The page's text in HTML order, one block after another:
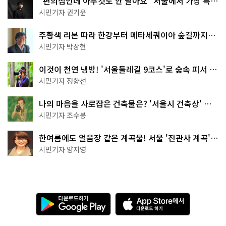
한 편의점의 정체
시민기자 권기윤
주황색 리본 따라 한강부터 메타세쿼이아 숲길까지…
서울둘레길 15코스
시민기자 박상현
이것이 천연 냉방! '서울둘레길 9코스'로 숲속 피서 떠
나볼까
시민기자 정향선
나의 마음을 사로잡은 건축물은? '서울시 건축상' 수
상작 공개!
시민기자 조수봉
한여름에도 얼음장 같은 계곡물! 서울 '진관사 계곡'이
천국이네~
시민기자 양지영
다
운
로
A
p
p